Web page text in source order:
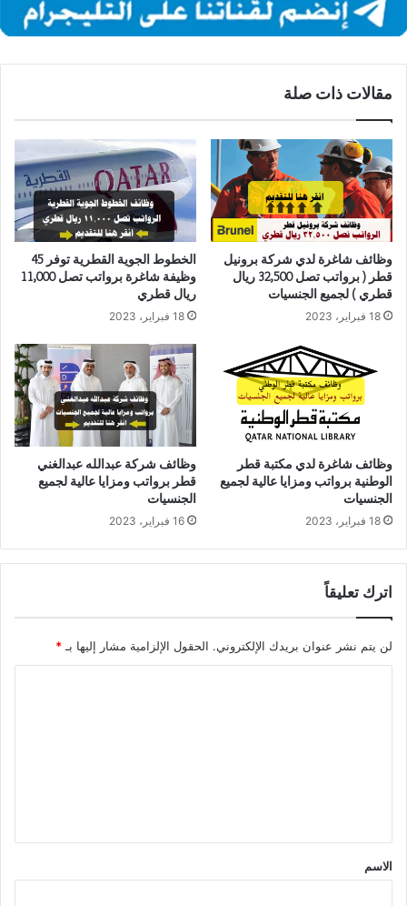
مقالات ذات صلة
وظائف شاغرة لدي شركة برونيل
قطر ( برواتب تصل 32,500 ريال
قطري ) لجميع الجنسيات
18 فبراير، 2023
الخطوط الجوية القطرية توفر 45
وظيفة شاغرة برواتب تصل 11,000
ريال قطري
18 فبراير، 2023
وظائف شاغرة لدي مكتبة قطر
الوطنية برواتب ومزايا عالية لجميع
الجنسيات
18 فبراير، 2023
وظائف شركة عبدالله عبدالغني
قطر برواتب ومزايا عالية لجميع
الجنسيات
16 فبراير، 2023
اترك تعليقاً
لن يتم نشر عنوان بريدك الإلكتروني. الحقول الإلزامية مشار إليها بـ *
ق
*
الاسم